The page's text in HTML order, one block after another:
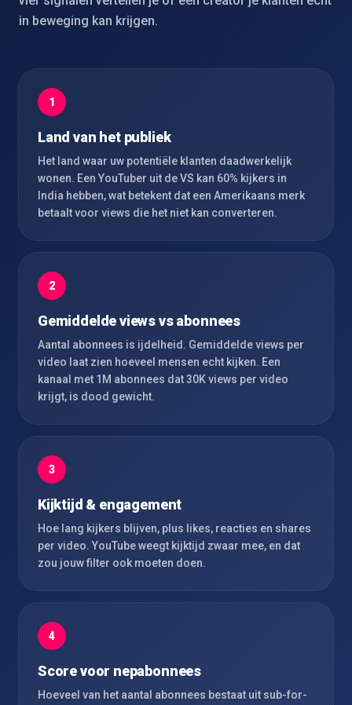
in beweging kan krijgen.
1
Land van het publiek
Het land waar uw potentiële klanten daadwerkelijk
wonen. Een YouTuber uit de VS kan 60% kijkers in
India hebben, wat betekent dat een Amerikaans merk
betaalt voor views die het niet kan converteren.
2
Gemiddelde views vs abonnees
Aantal abonnees is ijdelheid. Gemiddelde views per
video laat zien hoeveel mensen echt kijken. Een
kanaal met 1M abonnees dat 30K views per video
krijgt, is dood gewicht.
3
Kijktijd & engagement
Hoe lang kijkers blijven, plus likes, reacties en shares
per video. YouTube weegt kijktijd zwaar mee, en dat
zou jouw filter ook moeten doen.
4
Score voor nepabonnees
Hoeveel van het aantal abonnees bestaat uit sub-for-